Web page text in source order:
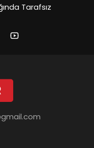
Tarafsız